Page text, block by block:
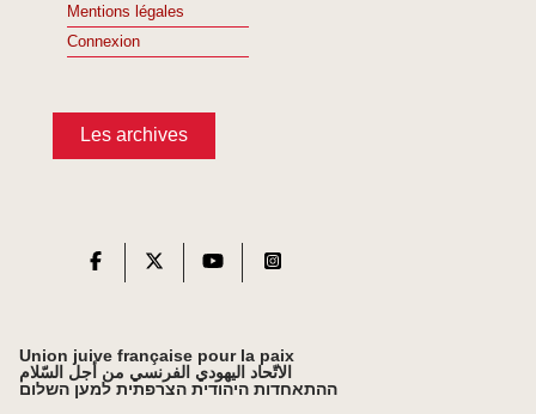
Mentions légales
Connexion
Les archives
Union juive française pour la paix
الاتّحاد اليهودي الفرنسي من أجل السّلام
ההתאחדות היהודית הצרפתית למען השלום